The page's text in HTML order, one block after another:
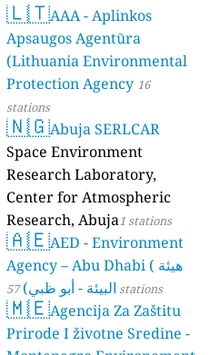
🇱🇹AAA - Aplinkos
Apsaugos Agentūra
(Lithuania Environmental
Protection Agency 16
stations
🇳🇬Abuja SERLCAR
Space Environment
Research Laboratory,
Center for Atmospheric
Research, Abuja1 stations
🇦🇪AED - Environment
Agency – Abu Dhabi ( هيئة
البيئة - أبو ظبي) 57 stations
🇲🇪Agencija Za Zaštitu
Prirode I životne Sredine -